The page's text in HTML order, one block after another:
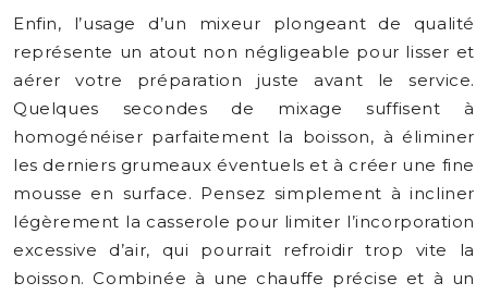
Enfin, l’usage d’un mixeur plongeant de qualité
représente un atout non négligeable pour lisser et
aérer votre préparation juste avant le service.
Quelques secondes de mixage suffisent à
homogénéiser parfaitement la boisson, à éliminer
les derniers grumeaux éventuels et à créer une fine
mousse en surface. Pensez simplement à incliner
légèrement la casserole pour limiter l’incorporation
excessive d’air, qui pourrait refroidir trop vite la
boisson. Combinée à une chauffe précise et à un